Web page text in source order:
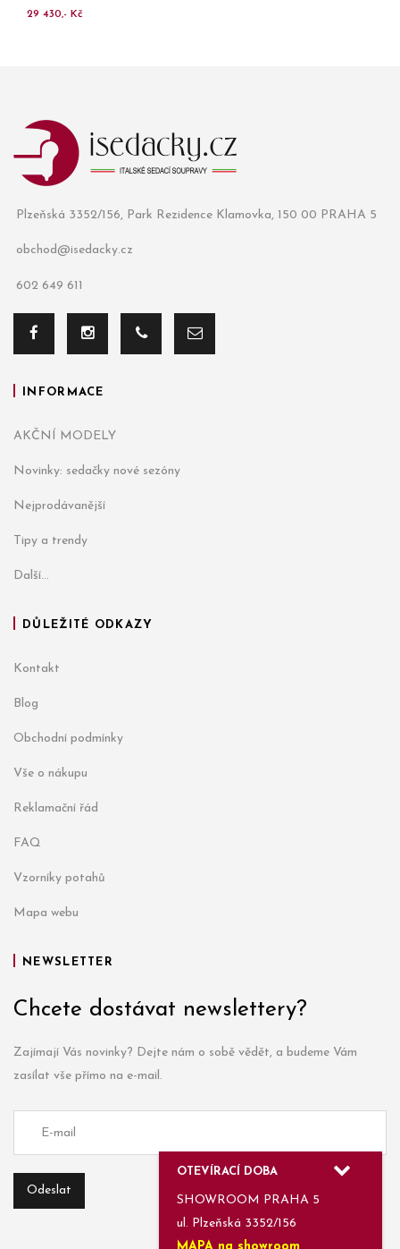
29 430,- Kč
Plzeňská 3352/156, Park Rezidence Klamovka, 150 00 PRAHA 5
obchod@isedacky.cz
602 649 611
INFORMACE
AKČNÍ MODELY
Novinky: sedačky nové sezóny
Nejprodávanější
Tipy a trendy
Další...
DŮLEŽITÉ ODKAZY
Kontakt
Blog
Obchodní podmínky
Vše o nákupu
Reklamační řád
FAQ
Vzorníky potahů
Mapa webu
NEWSLETTER
Chcete dostávat newslettery?
Zajímají Vás novinky? Dejte nám o sobě vědět, a budeme Vám
zasílat vše přímo na e-mail.
OTEVÍRACÍ DOBA
SHOWROOM PRAHA 5
ul. Plzeňská 3352/156